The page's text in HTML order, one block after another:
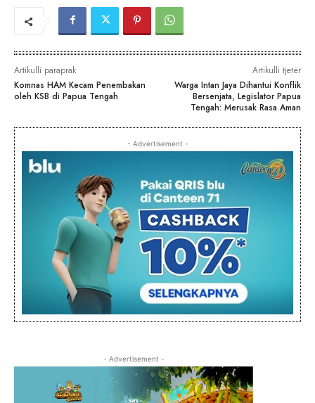
Artikulli paraprak
Komnas HAM Kecam Penembakan
oleh KSB di Papua Tengah
Artikulli tjetër
Warga Intan Jaya Dihantui Konflik
Bersenjata, Legislator Papua
Tengah: Merusak Rasa Aman
- Advertisement -
- Advertisement -